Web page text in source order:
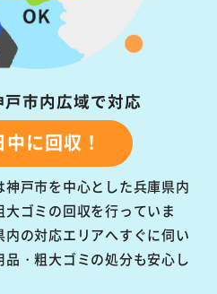
市内広域で対応
に回収！
戸市を中心とした兵庫県内
ゴミの回収を行っていま
の対応エリアへすぐに伺い
・粗大ゴミの処分も安心し